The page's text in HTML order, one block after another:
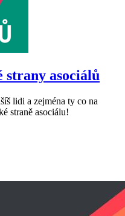
strany asociálů
lidi a zejména ty co na
straně asociálu!